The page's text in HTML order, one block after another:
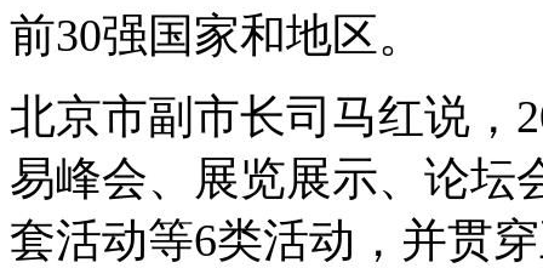
前30强国家和地区。
北京市副市长司马红说，
易峰会、展览展示、论坛
套活动等6类活动，并贯